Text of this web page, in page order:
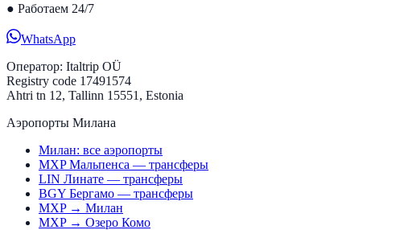
● Работаем 24/7
WhatsApp
Оператор: Italtrip OÜ
Registry code 17491574
Ahtri tn 12, Tallinn 15551, Estonia
Аэропорты Милана
Милан: все аэропорты
MXP Мальпенса — трансферы
LIN Линате — трансферы
BGY Бергамо — трансферы
MXP → Милан
MXP → Озеро Комо